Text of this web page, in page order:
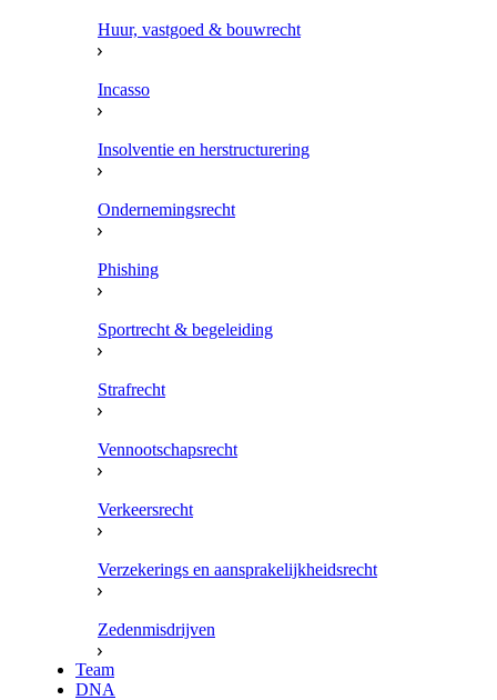
Huur, vastgoed & bouwrecht
Incasso
Insolventie en herstructurering
Ondernemingsrecht
Phishing
Sportrecht & begeleiding
Strafrecht
Vennootschapsrecht
Verkeersrecht
Verzekerings en aansprakelijkheidsrecht
Zedenmisdrijven
Team
DNA